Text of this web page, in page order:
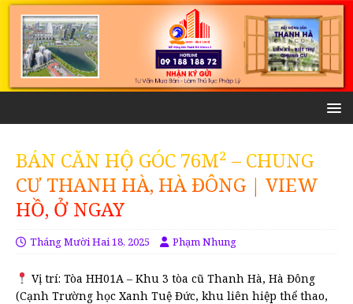
BÁN CĂN HỘ GÓC 76M² – CHUNG
CƯ THANH HÀ, HÀ ĐÔNG | VIEW
HỒ, Ở NGAY
Tháng Mười Hai 18, 2025 Phạm Nhung
Vị trí: Tòa HH01A – Khu 3 tòa cũ Thanh Hà, Hà Đông
(Cạnh Trường học Xanh Tuệ Đức, khu liên hiệp thể thao,